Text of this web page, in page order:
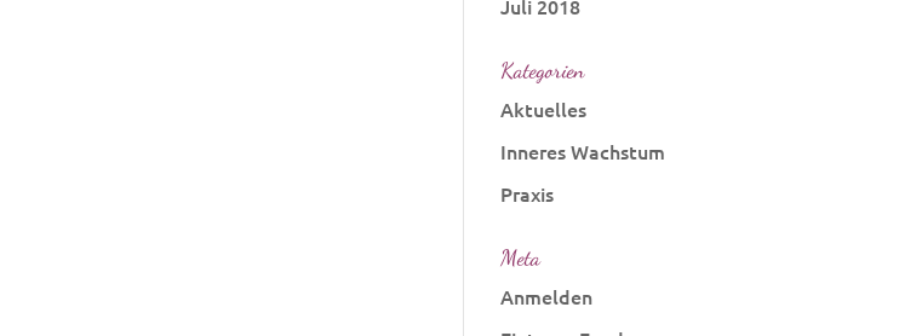
Juli 2018
Kategorien
Aktuelles
Inneres Wachstum
Praxis
Meta
Anmelden